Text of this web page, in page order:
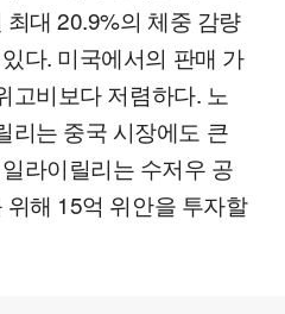
대 20.9%의 체중 감량
다. 미국에서의 판매 가
고비보다 저렴하다. 노
리는 중국 시장에도 큰
라이릴리는 수저우 공
해 15억 위안을 투자할